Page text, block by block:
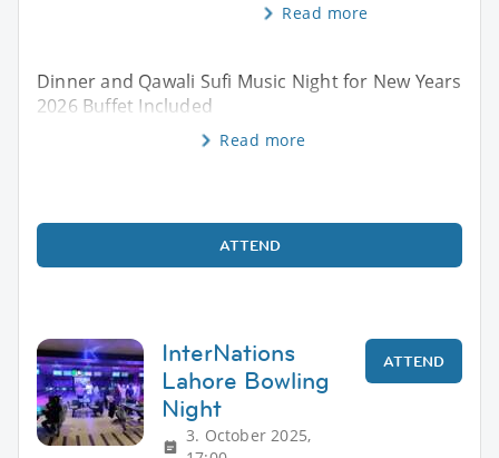
Read more
Dinner and Qawali Sufi Music Night for New Years
2026 Buffet Included
Read more
ATTEND
InterNations
Lahore Bowling
Night
3. October 2025,
ATTEND